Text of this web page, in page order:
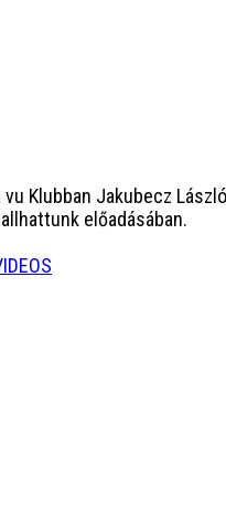
Klubban Jakubecz
előadásában.